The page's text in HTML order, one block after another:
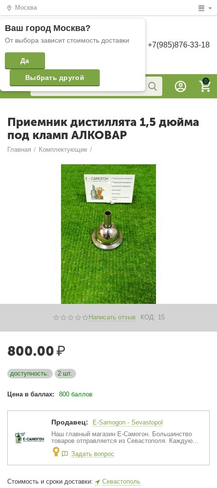
Москва
Ваш город Москва?
От выбора зависит стоимость доставки
Да
Выбрать другой
+7(985)876-33-18
0
Приемник дистиллята 1,5 дюйма
под кламп АЛКОВАР
Главная / Комплектующие /
Написать отзыв КОД: 15
800.00₽
доступность: 2 шт.
Цена в баллах: 800 баллов
Продавец:
E-Samogon - Sevastopol
Наш главный магазин Е-Самогон. Большинство
товаров отправляется из Севастополя. Каждую...
Задать вопрос
Стоимость и сроки доставки: Севастополь